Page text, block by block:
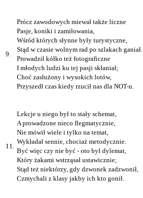
9.
Prócz zawodowych miewał także liczne
Pasje, koniki i zamiłowania,
Wśród których słynne były turystyczne,
Stąd w czasie wolnym rad po szlakach ganiał.
Prowadził kółko też fotograficzne
I młodych ludzi ku tej pasji skłaniał;
Choć zasłużony i wysokich lotów,
Przyszedł czas kiedy rzucił nas dla NOT-u.
11.
Lekcje u niego był to stały schemat,
A prowadzone nieco flegmatycznie,
Nie mówił wiele i tylko na temat,
Wykładał sennie, chociaż metodycznie.
Być więc czy nie być - oto był dylemat,
Który żakami wstrząsał ustawicznie;
Stąd też niektórzy, gdy dzwonek zadzwonił,
Czmychali z klasy jakby ich kto gonił.